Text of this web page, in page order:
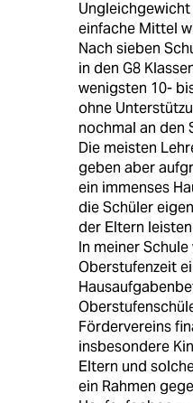
einfache Mittel
Nach sieben
in den G8
wenigsten 10-
ohne
nochmal an den
Die meisten
geben aber
ein immenses
die Schüler
der Eltern
In meiner
Oberstufenzeit
Fördervereins
insbesondere
Eltern und
ein Rahmen